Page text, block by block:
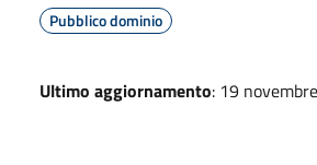
Pubblico dominio
Ultimo aggiornamento: 19